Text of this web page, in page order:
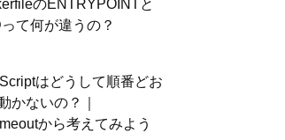
のENTRYPOINTと
て何が違うの？
はどうして順番どお
かないの？｜
から考えてみよう